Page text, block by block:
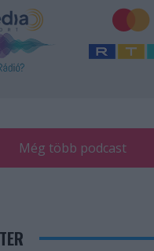
Még több podcast